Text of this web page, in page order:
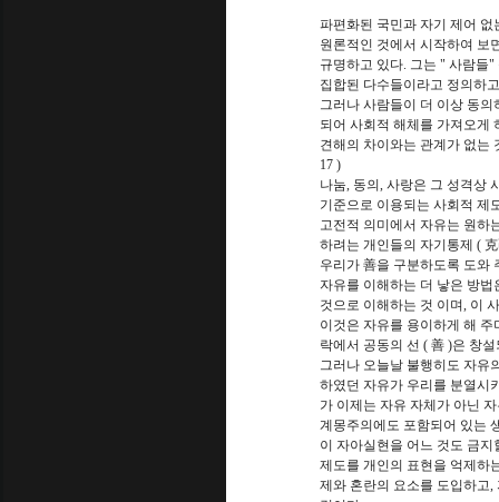
파편화된 국민과 자기 제어 없
원론적인 것에서 시작하여 보
규명하고 있다. 그는 " 사람들
집합된 다수들이라고 정의하
그러나 사람들이 더 이상 동
되어 사회적 해체를 가져오게
견해의 차이와는 관계가 없는
17 )
나눔, 동의, 사랑은 그 성격상
기준으로 이용되는 사회적 제
고전적 의미에서 자유는 원하
하려는 개인들의 자기통제 (
우리가 善을 구분하도록 도와
자유를 이해하는 더 낳은 방
것으로 이해하는 것 이며, 이
이것은 자유를 용이하게 해
락에서 공동의 선 ( 善 )은 창설
그러나 오늘날 불행히도 자유
하였던 자유가 우리를 분열시
가 이제는 자유 자체가 아닌
계몽주의에도 포함되어 있는
이 자아실현을 어느 것도 금
제도를 개인의 표현을 억제하
제와 혼란의 요소를 도입하고